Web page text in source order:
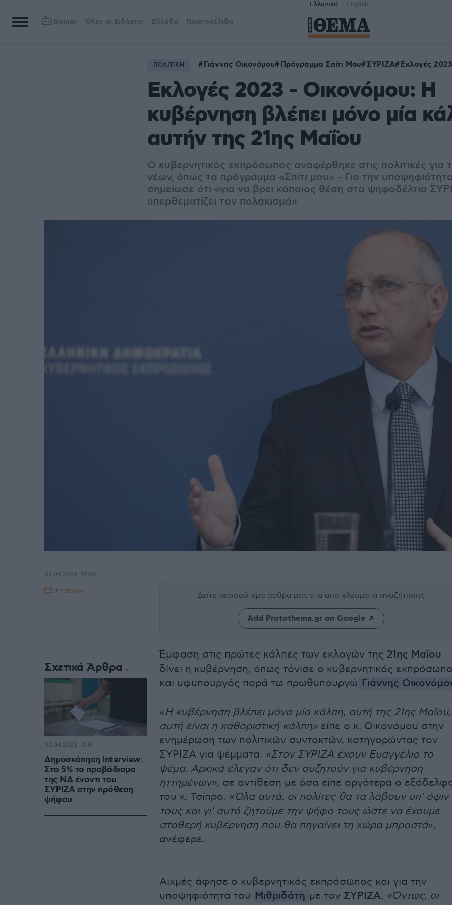
Ελληνικά English
Games Όλες οι Ειδήσεις Ελλάδα Πρωτοσέλιδα
ΠΟΛΙΤΙΚΗ Γιάννης Οικονόμου Πρόγραμμα Σπίτι Μου ΣΥΡΙΖΑ Εκλογές 2023
Εκλογές 2023 - Οικονόμου: Η
κυβέρνηση βλέπει μόνο μία
αυτήν της 21ης Μαΐου
Ο κυβερνητικός εκπρόσωπος αναφέρθηκε στις πολιτικές για
νέων, όπως το πρόγραμμα «Σπίτι μου» - Για την
σημείωσε ότι «για να βρει κάποιος θέση στα ψηφοδέλτια
υπερθεματίζει τον πολακισμό»
Δείτε περισσότερα άρθρα μας στα αποτελέσματα αναζήτησης
Add Protothema.gr on Google
Έμφαση στις πρώτες κάλπες των εκλογών της 21ης Μαΐου
δίνει η κυβέρνηση, όπως τόνισε ο κυβερνητικός
και υφυπουργός παρά τω πρωθυπουργώ Γιάννης
«Η κυβέρνηση βλέπει μόνο μία κάλπη, αυτή της 21ης Μαΐου,
αυτή είναι η καθοριστική κάλπη» είπε ο κ. Οικονόμου στην
ενημέρωση των πολιτικών συντακτών, κατηγορώντας τον
ΣΥΡΙΖΑ για ψέμματα. «Στον ΣΥΡΙΖΑ έχουν Ευαγγέλιο το
ψέμα. Αρχικά έλεγαν ότι δεν συζητούν για κυβέρνηση
ηττημένων», σε αντίθεση με όσα είπε αργότερα ο
του κ. Τσίπρα. «Όλα αυτά, οι πολίτες θα τα λάβουν υπ’ όψιν
τους και γι’ αυτό ζητούμε την ψήφο τους ώστε να έχουμε
σταθερή κυβέρνηση που θα πηγαίνει τη χώρα μπροστά»,
ανέφερε.
Αιχμές άφησε ο κυβερνητικός εκπρόσωπος και για την
υποψηφιότητα του Μιθριδάτη με τον ΣΥΡΙΖΑ. «Όντως, οι
03.04.2023, 14:09
2 ΣΧΟΛΙΑ
Σχετικά Άρθρα
Δημοσκόπηση Interview:
Στο 5% το προβάδισμα
της ΝΔ έναντι του
ΣΥΡΙΖΑ στην πρόθεση
ψήφου
03.04.2023, 11:41